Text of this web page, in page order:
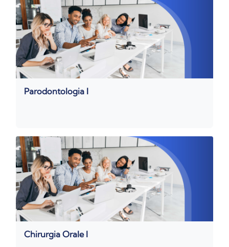
Parodontologia I
Chirurgia Orale I